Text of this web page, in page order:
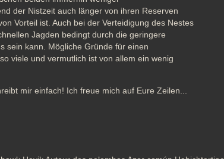
der Nistzeit auch länger von ihren Reserven
Vorteil ist. Auch bei der Verteidigung des Nestes
Jagden bedingt durch die geringere
sein kann. Mögliche Gründe für einen
viele und vermutlich ist von allem ein wenig
mir einfach! Ich freue mich auf Eure Zeilen...